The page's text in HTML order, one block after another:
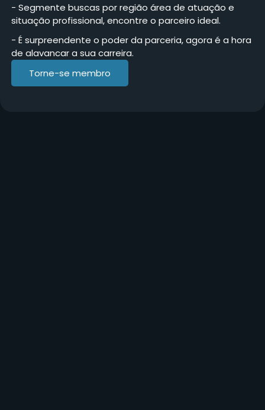
- Segmente buscas por região área de atuação e
situação profissional, encontre o parceiro ideal.
- É surpreendente o poder da parceria, agora é a hora
de alavancar a sua carreira.
Torne-se membro